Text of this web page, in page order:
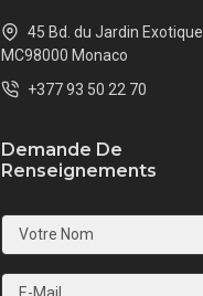
45 Bd. du Jardin Exotique
MC98000 Monaco
+377 93 50 22 70
Demande De
Renseignements